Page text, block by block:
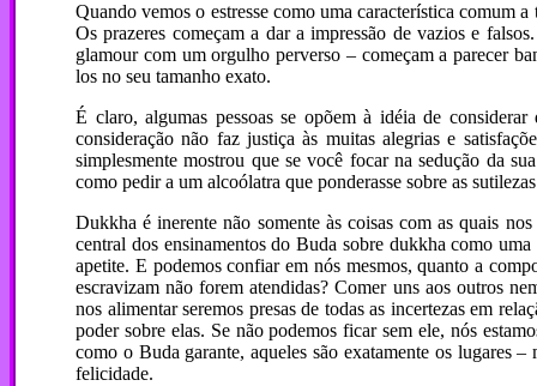
Quando vemos o estresse como uma característica comum
Os prazeres começam a dar a impressão de vazios e
glamour com um orgulho perverso – começam a parecer
los no seu tamanho exato.
É claro, algumas pessoas se opõem à idéia de
consideração não faz justiça às muitas alegrias e
simplesmente mostrou que se você focar na sedução da
como pedir a um alcoólatra que ponderasse sobre as
Dukkha é inerente não somente às coisas com as quais
central dos ensinamentos do Buda sobre dukkha como
apetite. E podemos confiar em nós mesmos, quanto a
escravizam não forem atendidas? Comer uns aos outros
nos alimentar seremos presas de todas as incertezas em
poder sobre elas. Se não podemos ficar sem ele, nós
como o Buda garante, aqueles são exatamente os lugares
felicidade.